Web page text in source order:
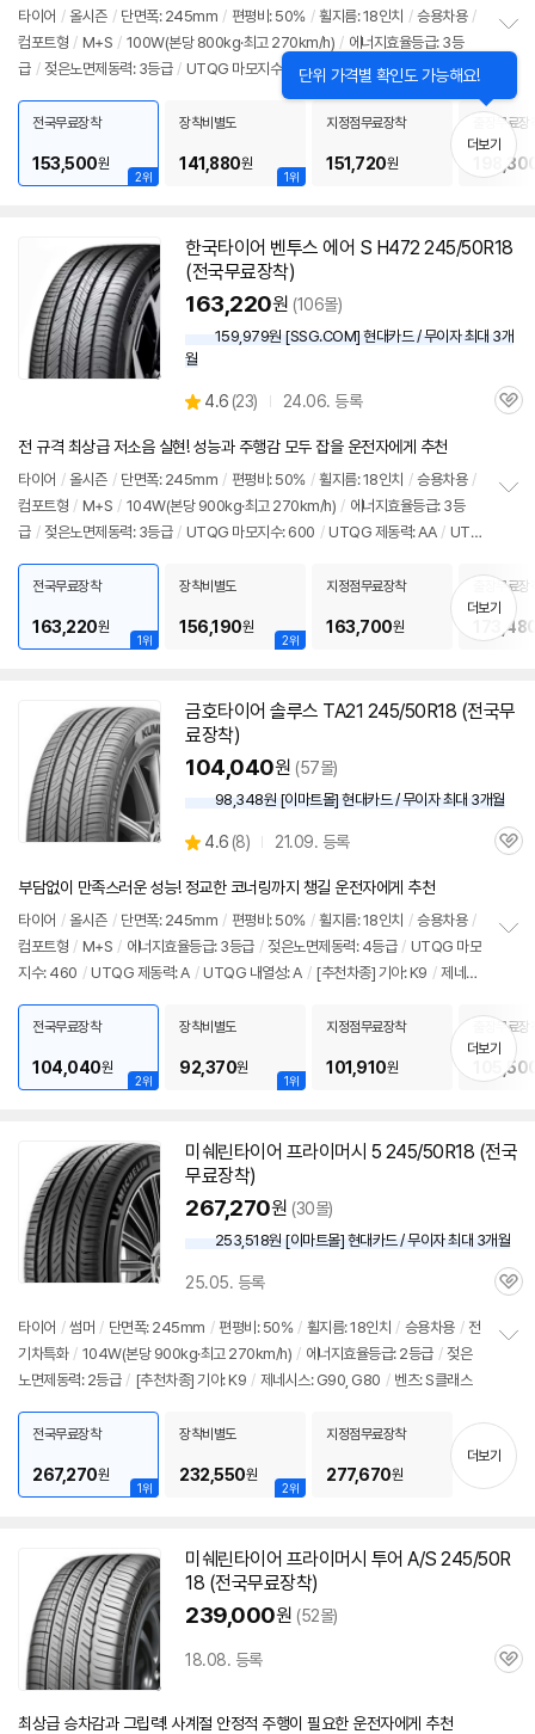
뷰
타이어 / 올시즌 / 단면폭: 245mm / 편평비: 50% / 휠지름: 18인치 / 승용차용 /
컴포트형 / M+S / 100W(본당 800kg·최고 270km/h) / 에너지효율등급: 3등
급 / 젖은노면제동력: 3등급 / UTQG 마모지수: 600 / UTQG 제동력: A / UTQ
제네시스: G90, G80 / 벤츠: S클래스
정
펼
치
기
2위
전국무료장착
153,500원
1위
장착비별도
141,880원
지정점무료장착
151,720원
출장무료장
더보기
한국타이어 벤투스 에어 S H472 245/50R18
(전국무료장착)
163,220원 (106몰)
159,979원 [SSG.COM] 현대카드 / 무이자 최대 3개
월
별
점
4.6 (상
리
뷰
23) 24.06. 등록
관
전 규격 최상급 저소음 실현! 성능과 주행감 모두 잡을 운전자에게 추천
타이어 / 올시즌 / 단면폭: 245mm / 편평비: 50% / 휠지름: 18인치 / 승용차용 /
컴포트형 / M+S / 104W(본당 900kg·최고 270km/h) / 에너지효율등급: 3등
급 / 젖은노면제동력: 3등급 / UTQG 마모지수: 600 / UTQG 제동력: AA / UTQ
치
기
1위
전국무료장착
163,220원
2위
장착비별도
156,190원
지정점무료장착
163,700원
출장무료장
더보기
금호타이어 솔루스 TA21 245/50R18 (전국무
료장착)
104,040원 (57몰)
98,348원 [이마트몰] 현대카드 / 무이자 최대 3개월
별
점
4.6 (상
리
뷰
8) 21.09. 등록
관
부담없이 만족스러운 성능! 정교한 코너링까지 챙길 운전자에게 추천
타이어 / 올시즌 / 단면폭: 245mm / 편평비: 50% / 휠지름: 18인치 / 승용차용 /
컴포트형 / M+S / 에너지효율등급: 3등급 / 젖은노면제동력: 4등급 / UTQG 마모
지수: 460 / UTQG 제동력: A / UTQG 내열성: A / [추천차종] 기아: K9 / 제네시
치
기
2위
전국무료장착
104,040원
1위
장착비별도
92,370원
지정점무료장착
101,910원
출장무료장
더보기
미쉐린타이어 프라이머시 5 245/50R18 (전국
무료장착)
267,270원 (30몰)
253,518원 [이마트몰] 현대카드 / 무이자 최대 3개월
25.05. 등록
관
타이어 / 썸머 / 단면폭: 245mm / 편평비: 50% / 휠지름: 18인치 / 승용차용 / 전
기차특화 / 104W(본당 900kg·최고 270km/h) / 에너지효율등급: 2등급 / 젖은
노면제동력: 2등급 / [추천차종] 기아: K9 / 제네시스: G90, G80 / 벤츠: S클래스
기
1위
전국무료장착
267,270원
2위
장착비별도
232,550원
지정점무료장착
277,670원
더보기
미쉐린타이어 프라이머시 투어 A/S 245/50R
18 (전국무료장착)
239,000원 (52몰)
18.08. 등록
관
최상급 승차감과 그립력! 사계절 안정적 주행이 필요한 운전자에게 추천